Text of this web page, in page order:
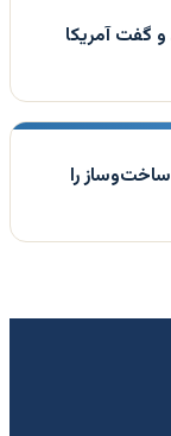
و گفت آمریکا
را